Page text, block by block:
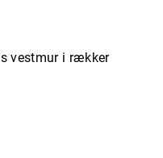
vestmur i rækker